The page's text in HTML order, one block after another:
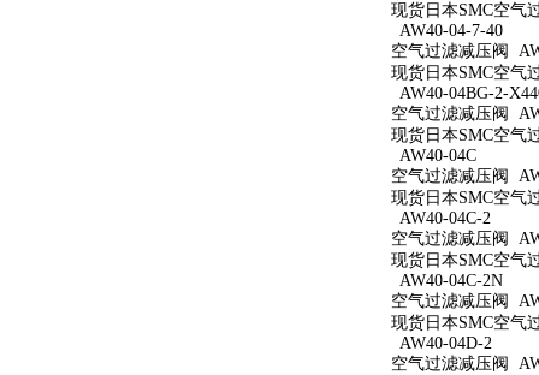
现货日本SMC空气
AW40-04-7-40
空气过滤减压阀
现货日本SMC空气
AW40-04BG-2-
空气过滤减压阀
现货日本SMC空气
AW40-04C
空气过滤减压阀
现货日本SMC空气
AW40-04C-2
空气过滤减压阀
现货日本SMC空气
AW40-04C-2N
空气过滤减压阀
现货日本SMC空气
AW40-04D-2
空气过滤减压阀